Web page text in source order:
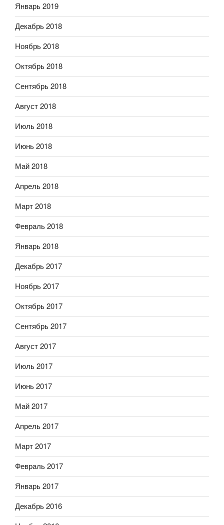
Январь 2019
Декабрь 2018
Ноябрь 2018
Октябрь 2018
Сентябрь 2018
Август 2018
Июль 2018
Июнь 2018
Май 2018
Апрель 2018
Март 2018
Февраль 2018
Январь 2018
Декабрь 2017
Ноябрь 2017
Октябрь 2017
Сентябрь 2017
Август 2017
Июль 2017
Июнь 2017
Май 2017
Апрель 2017
Март 2017
Февраль 2017
Январь 2017
Декабрь 2016